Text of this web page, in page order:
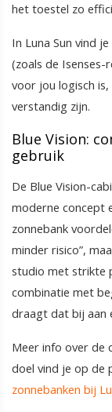
het toestel zo
In Luna Sun vind
(zoals de Isenses-
voor jou logisch
verstandig zijn.
Blue Vision:
gebruik
De Blue Vision-
moderne concept
zonnebank
minder risico”,
studio met strikte
combinatie met
draagt dat bij aan
Meer info over de
doel vind je op de
zonnebanken bij